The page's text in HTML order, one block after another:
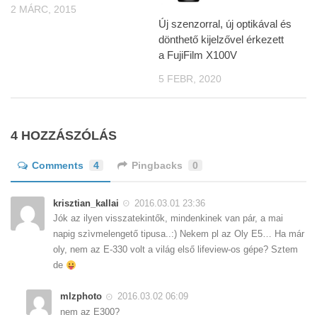
2 MÁRC, 2015
Új szenzorral, új optikával és
dönthető kijelzővel érkezett
a FujiFilm X100V
5 FEBR, 2020
4 HOZZÁSZÓLÁS
Comments 4 Pingbacks 0
krisztian_kallai
2016.03.01 23:36
Jók az ilyen visszatekintők, mindenkinek van pár, a mai
napig szìvmelengető tipusa..:) Nekem pl az Oly E5… Ha már
oly, nem az E-330 volt a világ első lifeview-os gépe? Sztem
de
mlzphoto
2016.03.02 06:09
nem az E300?